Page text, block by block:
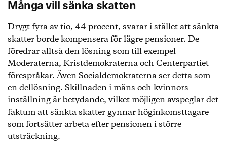
S: Ja. Pensionerna måste höjas. Det kräver flera
olika åtgärder varav en är att höja
pensionsavgiften.
C. Nej. Inte i nuläget. Pensionsgruppen är överens
om att analysera om nivån ska höjas. För oss är det
självklart att genomföra den överenskommelsen
och invänta analysen innan vi tar slutgiltig
ställning.
V: Ja. Pensionsavgiften behöver höjas. Den exakta
nivån kan diskuteras. Vänsterpartiet anser dock
Många vill sänka skatten
Drygt fyra av tio, 44 procent, svarar i stället att sänkta
skatter borde kompensera för lägre pensioner. De
föredrar alltså den lösning som till exempel
Moderaterna, Kristdemokraterna och Centerpartiet
förespråkar. Även Socialdemokraterna ser detta som
en dellösning. Skillnaden i mäns och kvinnors
inställning är betydande, vilket möjligen avspeglar det
faktum att sänkta skatter gynnar höginkomsttagare
som fortsätter arbeta efter pensionen i större
utsträckning.